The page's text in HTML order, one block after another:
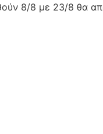
8/8 με 23/8 θα